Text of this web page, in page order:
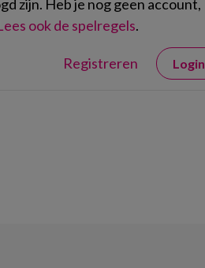
zijn. Heb je nog geen account,
ook de spelregels.
Registreren Login